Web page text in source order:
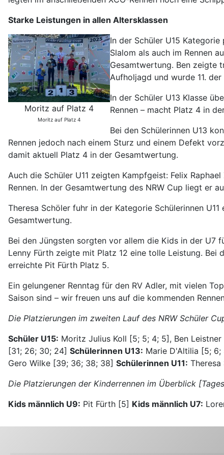
Starke Leistungen in allen Altersklassen
Moritz auf Platz 4
Moritz auf Platz 4
In der Schüler U15
Slalom als auch im Rennen
Gesamtwertung. Ben zeigte
Aufholjagd und wurde 11.
In der Schüler U13 Klasse
Rennen – macht Platz 4 in
Bei den Schülerinnen U13
Rennen jedoch nach einem Sturz und einem Defekt
damit aktuell Platz 4 in der Gesamtwertung.
Auch die Schüler U11 zeigten Kampfgeist: Felix
Rennen. In der Gesamtwertung des NRW Cup liegt er
Theresa Schöler fuhr in der Kategorie Schülerinnen
Gesamtwertung.
Bei den Jüngsten sorgten vor allem die Kids in der U7
Lenny Fürth zeigte mit Platz 12 eine tolle Leistung. Bei
erreichte Pit Fürth Platz 5.
Ein gelungener Renntag für den RV Adler, mit vielen
Saison sind – wir freuen uns auf die kommenden
Die Platzierungen im zweiten Lauf des NRW Schüler
Schüler U15: Moritz Julius Koll [5; 5; 4; 5], Ben Leistner
[31; 26; 30; 24] Schülerinnen U13: Marie D'Altilia [5; 6;
Gero Wilke [39; 36; 38; 38] Schülerinnen U11:
Die Platzierungen der Kinderrennen im Überblick
Kids männlich U9: Pit Fürth [5] Kids männlich U7: